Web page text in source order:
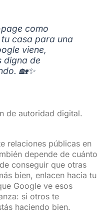
page como
casa para una
viene,
digna de
🏡✨
de autoridad digital.
relaciones públicas en
depende de cuánto
conseguir que otras
bien, enlacen hacia tu
Google ve esos
si otros te
haciendo bien.